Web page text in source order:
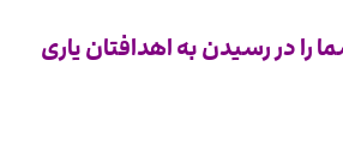
را در رسیدن به اهدافتان یاری